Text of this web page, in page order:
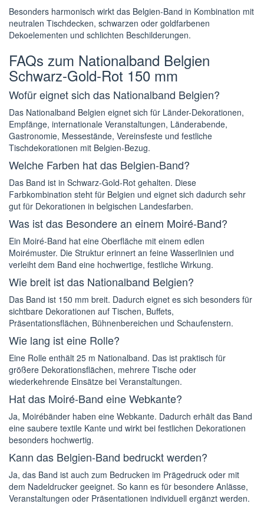
Besonders harmonisch wirkt das Belgien-Band in Kombination mit
neutralen Tischdecken, schwarzen oder goldfarbenen
Dekoelementen und schlichten Beschilderungen.
FAQs zum Nationalband Belgien
Schwarz-Gold-Rot 150 mm
Wofür eignet sich das Nationalband Belgien?
Das Nationalband Belgien eignet sich für Länder-Dekorationen,
Empfänge, internationale Veranstaltungen, Länderabende,
Gastronomie, Messestände, Vereinsfeste und festliche
Tischdekorationen mit Belgien-Bezug.
Welche Farben hat das Belgien-Band?
Das Band ist in Schwarz-Gold-Rot gehalten. Diese
Farbkombination steht für Belgien und eignet sich dadurch sehr
gut für Dekorationen in belgischen Landesfarben.
Was ist das Besondere an einem Moiré-Band?
Ein Moiré-Band hat eine Oberfläche mit einem edlen
Moirémuster. Die Struktur erinnert an feine Wasserlinien und
verleiht dem Band eine hochwertige, festliche Wirkung.
Wie breit ist das Nationalband Belgien?
Das Band ist 150 mm breit. Dadurch eignet es sich besonders für
sichtbare Dekorationen auf Tischen, Buffets,
Präsentationsflächen, Bühnenbereichen und Schaufenstern.
Wie lang ist eine Rolle?
Eine Rolle enthält 25 m Nationalband. Das ist praktisch für
größere Dekorationsflächen, mehrere Tische oder
wiederkehrende Einsätze bei Veranstaltungen.
Hat das Moiré-Band eine Webkante?
Ja, Moirébänder haben eine Webkante. Dadurch erhält das Band
eine saubere textile Kante und wirkt bei festlichen Dekorationen
besonders hochwertig.
Kann das Belgien-Band bedruckt werden?
Ja, das Band ist auch zum Bedrucken im Prägedruck oder mit
dem Nadeldrucker geeignet. So kann es für besondere Anlässe,
Veranstaltungen oder Präsentationen individuell ergänzt werden.